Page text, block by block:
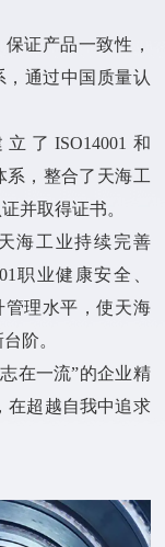
证产品一致性，
，通过中国质量认
了ISO14001和
系，整合了天海工
并取得证书。
海工业持续完善
职业健康安全、
管理水平，使天海
阶。
在一流”的企业精
在超越自我中追求